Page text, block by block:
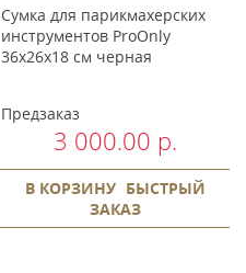
Сумка для парикмахерских
инструментов ProOnly
36x26x18 см черная
Предзаказ
3 000.00 р.
В КОРЗИНУ БЫСТРЫЙ
ЗАКАЗ